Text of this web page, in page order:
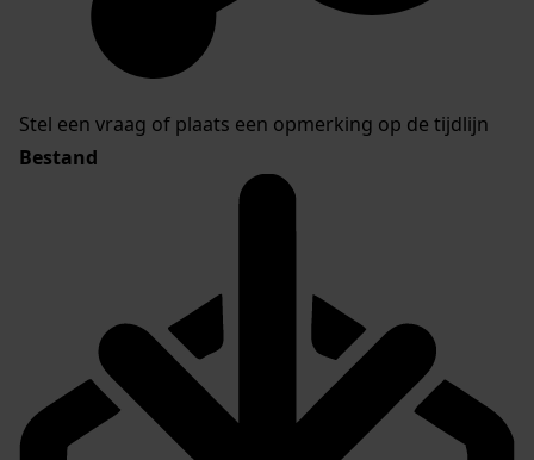
Stel een vraag of plaats een opmerking op de tijdlijn
Bestand